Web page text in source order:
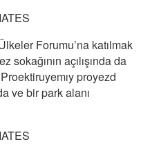
Forumu’na katılmak
açılışında da
proyezd
ve bir park alanı